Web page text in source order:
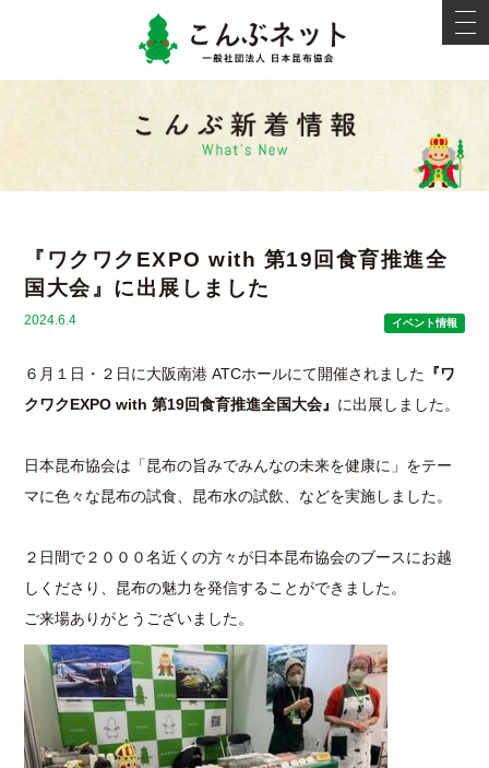
こんぶ
『ワクワクEXPO with 第19回食育推進全
国大会』に出展しました
2024.6.4 イベント情報
６月１日・２日に大阪南港 ATCホールにて開催されました 『ワ
クワクEXPO with 第19回食育推進全国大会』 に出展しました。
日本昆布協会は「昆布の旨みでみんなの未来を健康に」をテー
マに色々な昆布の試食、昆布水の試飲、などを実施しました。
２日間で２０００名近くの方々が日本昆布協会のブースにお越
しくださり、昆布の魅力を発信することができました。
ご来場ありがとうございました。
t
o
g
v
g